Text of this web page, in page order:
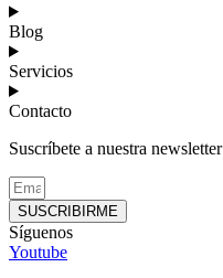
Blog
Servicios
Contacto
Suscríbete a nuestra newsletter
SUSCRIBIRME
Síguenos
Youtube